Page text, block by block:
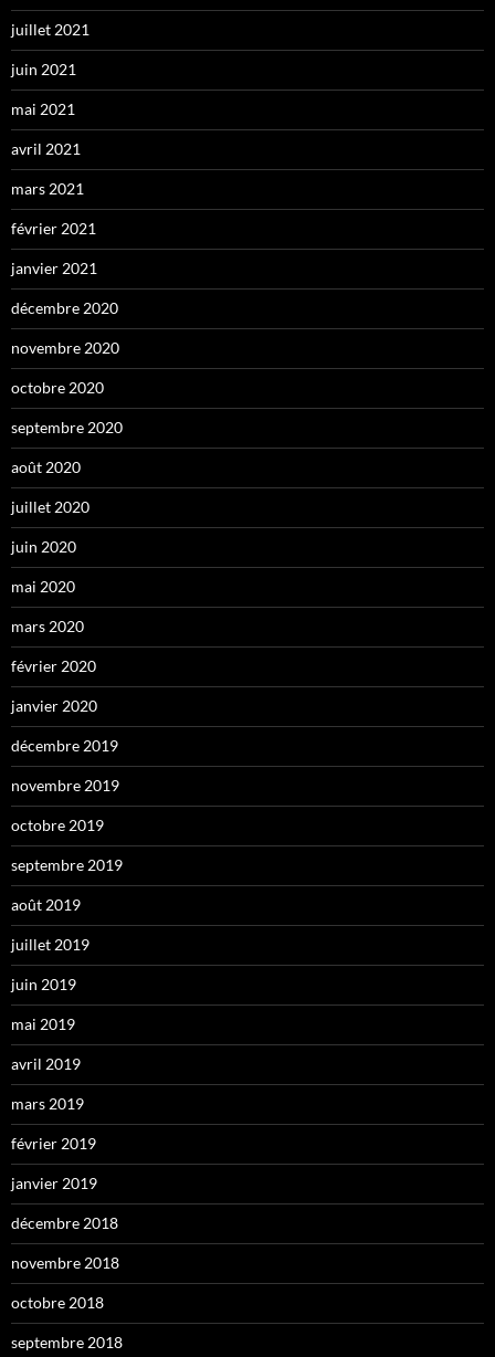
juillet 2021
juin 2021
mai 2021
avril 2021
mars 2021
février 2021
janvier 2021
décembre 2020
novembre 2020
octobre 2020
septembre 2020
août 2020
juillet 2020
juin 2020
mai 2020
mars 2020
février 2020
janvier 2020
décembre 2019
novembre 2019
octobre 2019
septembre 2019
août 2019
juillet 2019
juin 2019
mai 2019
avril 2019
mars 2019
février 2019
janvier 2019
décembre 2018
novembre 2018
octobre 2018
septembre 2018